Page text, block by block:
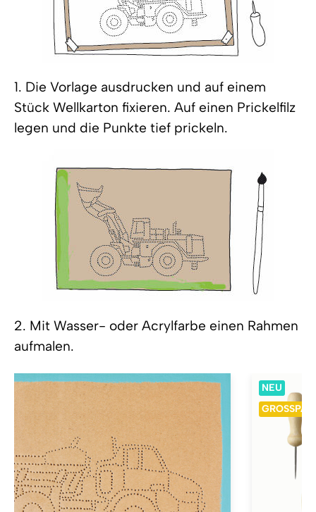
1. Die Vorlage ausdrucken und auf einem
Stück Wellkarton fixieren. Auf einen Prickelfilz
legen und die Punkte tief prickeln.
2. Mit Wasser- oder Acrylfarbe einen Rahmen
aufmalen.
NEU